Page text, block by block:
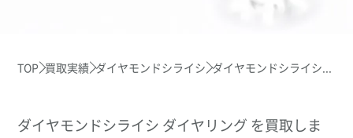
TOP 買取実績 ダイヤモンドシライシ ダイヤモンドシライシ...
ダイヤモンドシライシ ダイヤリング を買取しま